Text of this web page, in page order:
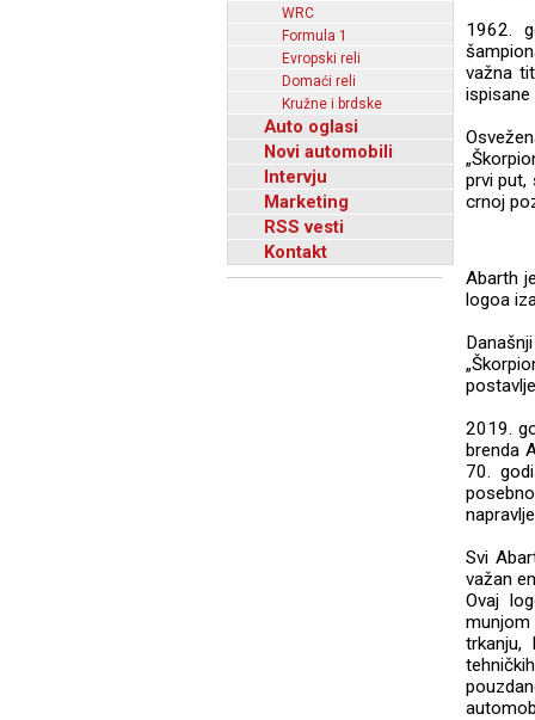
WRC
Formula 1
Evropski reli
Domaći reli
Kružne i brdske
Auto oglasi
Novi automobili
Intervju
Marketing
RSS vesti
Kontakt
1962.
važna
prvi put,
crnoj
Abarth
logoa
2019.
brenda
70.
Svi
važan
Ovaj
munjom
trkanju,